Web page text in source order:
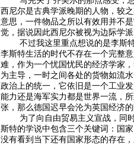
西尼尔是古典学派晚期的人物，较
意思，一件物品之所以有效用并不
觉，据说因此西尼尔被视为边际学
不过我这里重点想说的是李斯特
李斯特生活的时代不存在一个完整
难，作为一个忧国忧民的经济学家
为主导，一时之间各处的货物如流
政治上的统一，它依旧是一个工业
能力还是海军实力都是世界一流，
张，那么德国迟早会沦为英国经济
为了向自由贸易主义宣战，同时
斯特的学说中包含三个关键词：国
没有看到当下还有国家形态的存在